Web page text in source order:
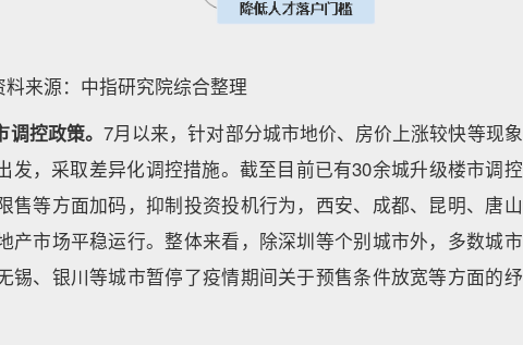
料来源：中指研究院综合整理
控政策。 7月以来，针对部分城市地价、房价上涨较快等现象
发，采取差异化调控措施。截至目前已有30余城升级楼市调控
售等方面加码，抑制投资投机行为，西安、成都、昆明、唐山
产市场平稳运行。整体来看，除深圳等个别城市外，多数城市
锡、银川等城市暂停了疫情期间关于预售条件放宽等方面的纾